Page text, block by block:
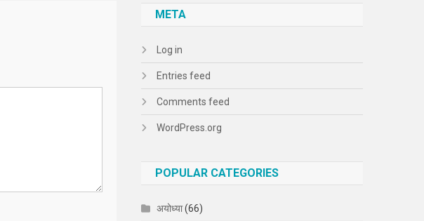
META
Log in
Entries feed
Comments feed
WordPress.org
POPULAR CATEGORIES
अयोध्या(66)